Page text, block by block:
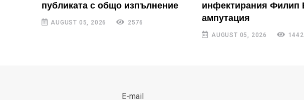
публиката с общо изпълнение
AUGUST 05, 2026 2576
инфектирания Филип
ампутация
AUGUST 05, 2026 1442
E-mail